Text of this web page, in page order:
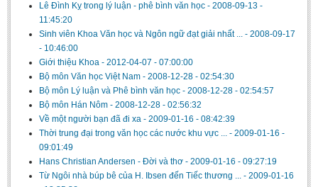
Scholarship Fund
Literature Club
Calligraphy Club
Lê Đình Kỵ trong lý luận - phê bình văn học - 2008-09-13 -
11:45:20
Sinh viên Khoa Văn học và Ngôn ngữ đạt giải nhất ... - 2008-09-17
- 10:46:00
Giới thiệu Khoa - 2012-04-07 - 07:00:00
Bộ môn Văn học Việt Nam - 2008-12-28 - 02:54:30
Bộ môn Lý luận và Phê bình văn học - 2008-12-28 - 02:54:57
Bộ môn Hán Nôm - 2008-12-28 - 02:56:32
Về một người bạn đã đi xa - 2009-01-16 - 08:42:39
Thời trung đại trong văn học các nước khu vực ... - 2009-01-16 -
09:01:49
Hans Christian Andersen - Đời và thơ - 2009-01-16 - 09:27:19
Từ Ngôi nhà búp bê của H. Ibsen đến Tiếc thương ... - 2009-01-16